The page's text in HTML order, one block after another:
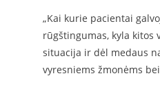
„Kai kurie pacientai
rūgštingumas, kyla kitos
situacija ir dėl medaus
vyresniems žmonėms